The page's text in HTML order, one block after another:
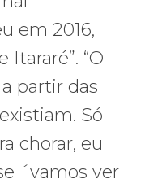
em 2016,
Itararé”. “O
partir das
Só
chorar, eu
´vamos ver